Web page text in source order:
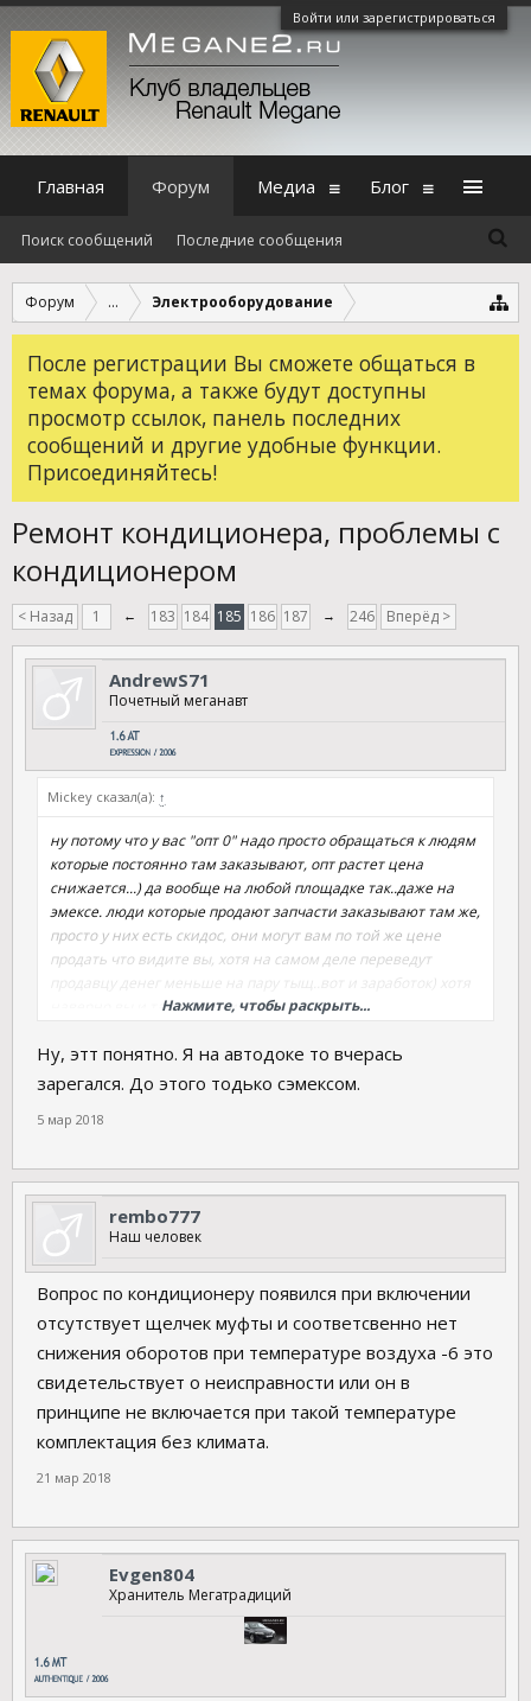
Войти или зарегистрироваться
Форум ... Электрооборудование
После регистрации Вы сможете общаться в
темах форума, а также будут доступны
просмотр ссылок, панель последних
сообщений и другие удобные функции.
Присоединяйтесь!
Ремонт кондиционера, проблемы с
кондиционером
< Назад 1 ← 183 184 185 186 187 → 246 Вперёд >
AndrewS71
Почетный меганавт
Mickey сказал(а): ↑
ну потому что у вас "опт 0" надо просто обращаться к людям
которые постоянно там заказывают, опт растет цена
снижается...) да вообще на любой площадке так..даже на
эмексе. люди которые продают запчасти заказывают там же,
просто у них есть скидос, они могут вам по той же цене
продать что видите вы, хотя на самом деле переведут
продавцу денег меньше на пару тыщ..вот и заработок) хотя
наверно вы и так это понимаете...
мне за 8 привезли..
Нажмите, чтобы раскрыть...
Ну, этт понятно. Я на автодоке то вчерась
зарегался. До этого тодько сэмексом.
5 мар 2018
rembo777
Наш человек
Вопрос по кондиционеру появился при включении
отсутствует щелчек муфты и соответсвенно нет
снижения оборотов при температуре воздуха -6 это
свидетельствует о неисправности или он в
принципе не включается при такой температуре
комплектация без климата.
21 мар 2018
Evgen804
Хранитель Мегатрадиций
Главная Форум
Поиск сообщений Последние сообщения
Медиа Блог